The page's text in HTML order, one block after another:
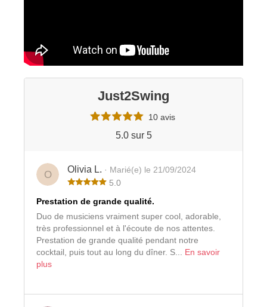
Just2Swing
10 avis
5.0 sur 5
O Olivia L. · Marié(e) le 21/09/2024
5.0
Prestation de grande qualité.
Duo de musiciens vraiment super cool, adorable,
très professionnel et à l'écoute de nos attentes.
Prestation de grande qualité pendant notre
cocktail, puis tout au long du dîner. S... En savoir
plus